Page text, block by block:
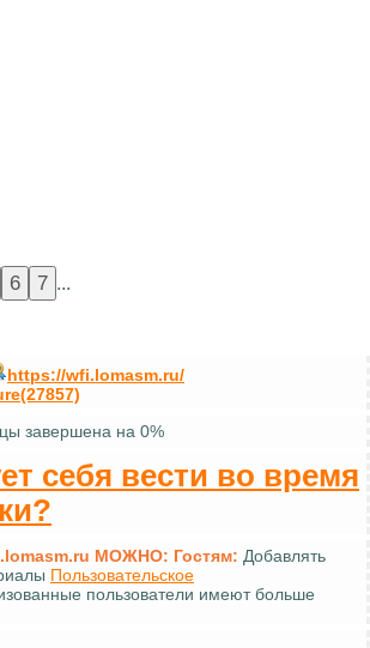
...
https://wfi.lomasm.ru/
завершена на 0%
себя вести во время
МОЖНО: Гостям: Добавлять
Пользовательское
пользователи имеют больше